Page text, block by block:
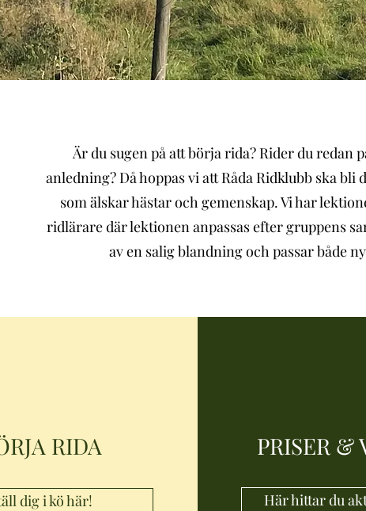
Är du sugen på att börja rida? Rider du
anledning? Då hoppas vi att Råda Ridklubb ska
som älskar hästar och gemenskap. Vi har
ridlärare där lektionen anpassas efter gruppens
av en salig blandning och passar både
RIDA
dig i kö här!
PRISER &
Här hittar du